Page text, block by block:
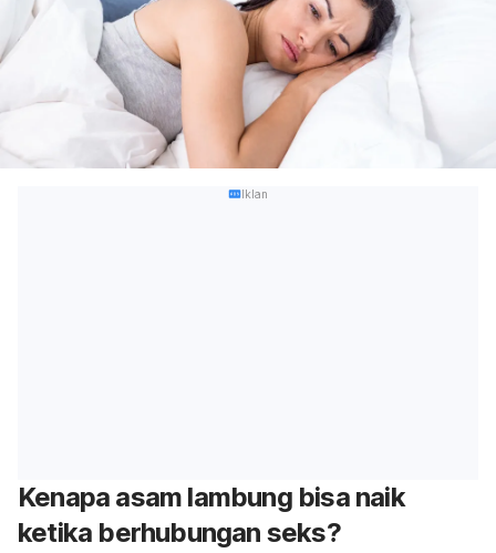
Iklan
Kenapa asam lambung bisa naik
ketika berhubungan seks?